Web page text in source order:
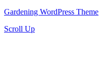
Gardening WordPress Theme
Scroll Up